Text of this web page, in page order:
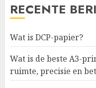
RECENTE
Wat is DCP-papier?
Wat is de beste A3-
ruimte, precisie en